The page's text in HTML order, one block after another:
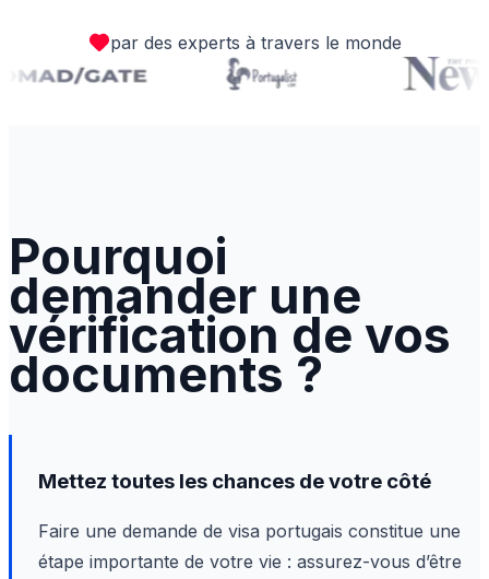
par des experts à travers le monde
Pourquoi
demander une
vérification de vos
documents ?
Mettez toutes les chances de votre côté
Faire une demande de visa portugais constitue une
étape importante de votre vie : assurez-vous d’être